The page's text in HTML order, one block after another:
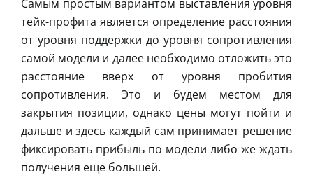
Самым простым вариантом выставления уровня
тейк-профита является определение расстояния
от уровня поддержки до уровня сопротивления
самой модели и далее необходимо отложить это
расстояние вверх от уровня пробития
сопротивления. Это и будем местом для
закрытия позиции, однако цены могут пойти и
дальше и здесь каждый сам принимает решение
фиксировать прибыль по модели либо же ждать
получения еще большей.